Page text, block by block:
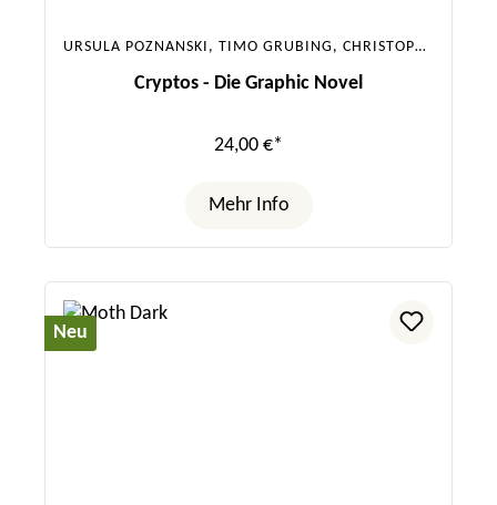
URSULA POZNANSKI, TIMO GRUBING, CHRISTOPHER TAUBER
Cryptos - Die Graphic Novel
24,00 €*
Mehr Info
Neu